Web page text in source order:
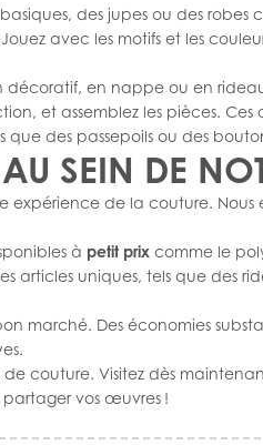
des jupes ou des robes
avec les motifs et les
décoratif, en nappe ou en
et assemblez les pièces.
des passepoils ou des
SEIN DE
de la couture. Nous
à petit prix comme le
articles uniques, tels que des
marché. Des économies
couture. Visitez dès
partager vos œuvres !